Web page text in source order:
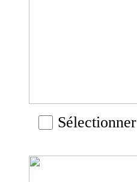
Sélectionner